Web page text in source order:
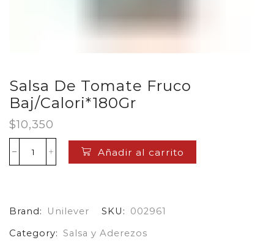
Salsa De Tomate Fruco
Baj/Calori*180Gr
$10,350
Salsa
De
cantidad
Añadir al carrito
Brand: Unilever SKU:
002961
Category: Salsa y Aderezos